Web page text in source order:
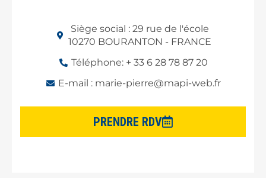
Siège social : 29 rue de l'école
10270 BOURANTON - FRANCE
Téléphone: + 33 6 28 78 87 20
E-mail : marie-pierre@mapi-web.fr
PRENDRE RDV